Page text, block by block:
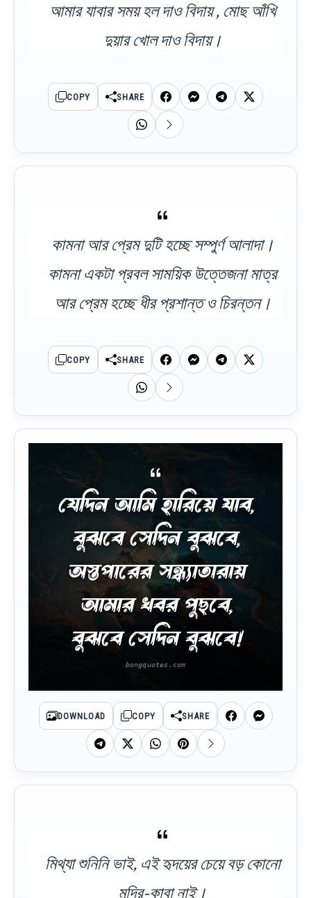
আমার যাবার সময় হল দাও বিদায় , মোছ আঁখি
দুয়ার খোল দাও বিদায়।
COPY SHARE
কামনা আর প্রেম দুটি হচ্ছে সম্পুর্ণ আলাদা।
কামনা একটা প্রবল সাময়িক উত্তেজনা মাত্র
আর প্রেম হচ্ছে ধীর প্রশান্ত ও চিরন্তন।
COPY SHARE
যেদিন আমি হারিয়ে যাব,
বুঝবে সেদিন বুঝবে,
অস্তপারের সন্ধ্যাতারায়
আমার খবর পুছবে,
বুঝবে সেদিন বুঝবে!
DOWNLOAD COPY SHARE
মিথ্যা শুনিনি ভাই, এই হৃদয়ের চেয়ে বড় কোনো
মন্দির-কাবা নাই।